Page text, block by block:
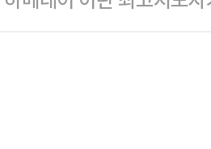
없었던 것 같다"며 "일반
다고 밝혔다.로이터통